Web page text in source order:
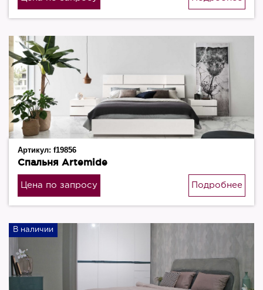
Артикул: f19856
Спальня Artemide
Цена по запросу Подробнее
В наличии